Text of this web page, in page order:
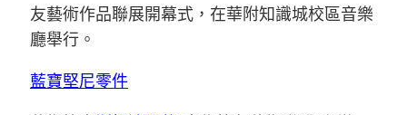
友藝術作品聯展開幕式，在華附知識城校區音樂
廳舉行。
藍寶堅尼零件